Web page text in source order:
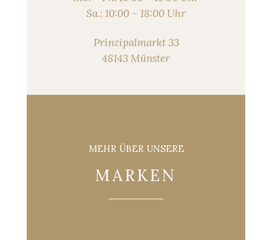
Sa.: 10:00 – 18:00 Uhr
Prinzipalmarkt 33
48143 Münster
MEHR ÜBER UNSERE
MARKEN